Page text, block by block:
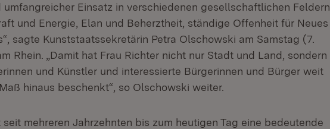
Einsatz in verschiedenen gesellschaftlichen Feldern
und Energie, Elan und Beherztheit, ständige Offenheit für Neues
sagte Kunststaatssekretärin Petra Olschowski am Samstag (7.
Rhein. „Damit hat Frau Richter nicht nur Stadt und Land, sondern
und Künstler und interessierte Bürgerinnen und Bürger weit
hinaus beschenkt“, so Olschowski weiter.
mehreren Jahrzehnten bis zum heutigen Tag eine bedeutende